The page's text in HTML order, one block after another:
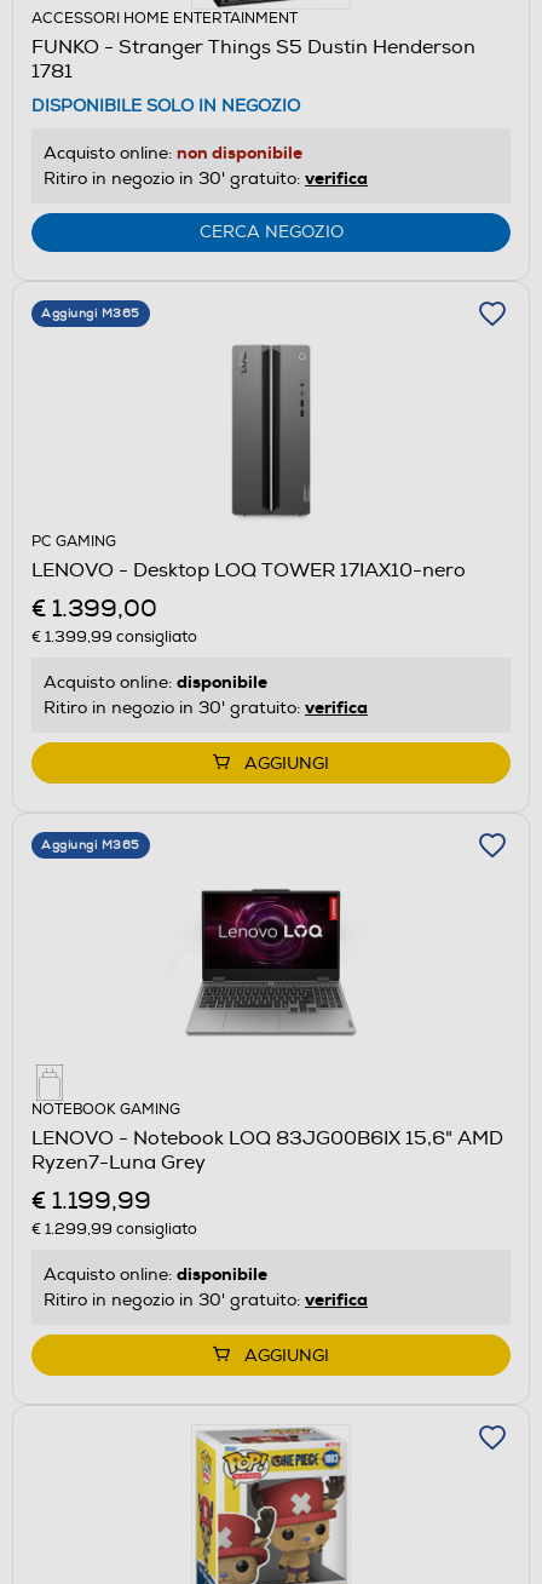
ACCESSORI HOME ENTERTAINMENT
FUNKO - Stranger Things S5 Dustin Henderson
1781
DISPONIBILE SOLO IN NEGOZIO
Acquisto online: non disponibile
Ritiro in negozio in 30' gratuito: verifica
CERCA NEGOZIO
Aggiungi M365
PC GAMING
LENOVO - Desktop LOQ TOWER 17IAX10-nero
€ 1.399,00
€ 1.399,99 consigliato
Acquisto online: disponibile
Ritiro in negozio in 30' gratuito: verifica
AGGIUNGI
Aggiungi M365
NOTEBOOK GAMING
LENOVO - Notebook LOQ 83JG00B6IX 15,6" AMD
Ryzen7-Luna Grey
€ 1.199,99
€ 1.299,99 consigliato
Acquisto online: disponibile
Ritiro in negozio in 30' gratuito: verifica
AGGIUNGI